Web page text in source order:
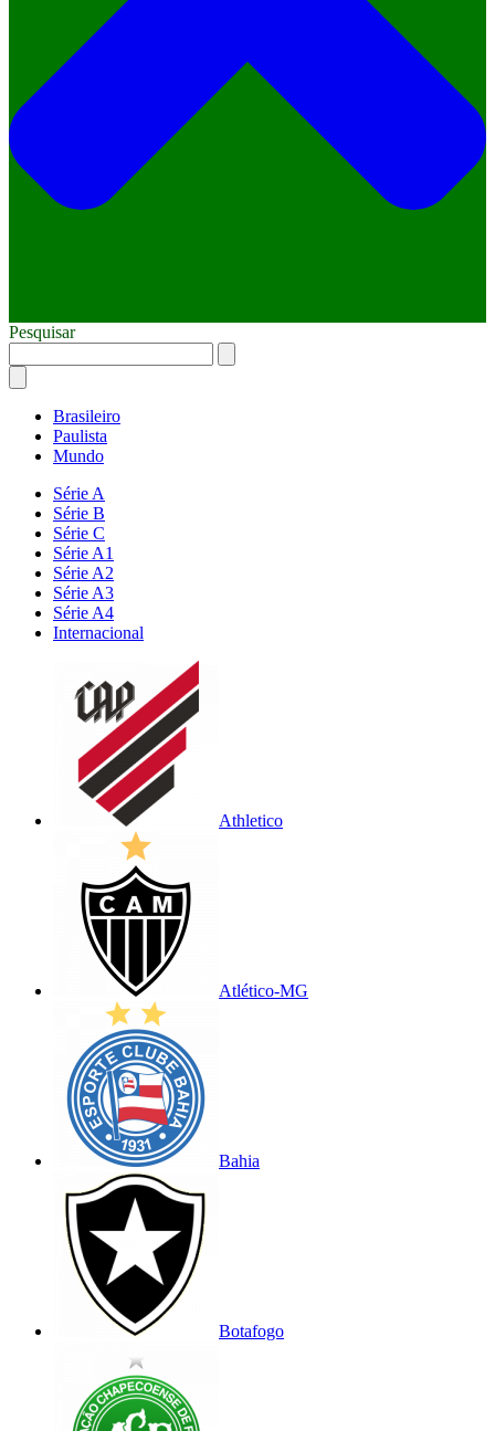
Pesquisar
Brasileiro
Paulista
Mundo
Série A
Série B
Série C
Série A1
Série A2
Série A3
Série A4
Internacional
Athletico
Atlético-MG
Bahia
Botafogo